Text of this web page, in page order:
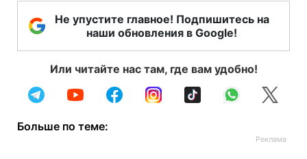
Не упустите главное! Подпишитесь на
наши обновления в Google!
Или читайте нас там, где вам удобно!
Больше по теме: